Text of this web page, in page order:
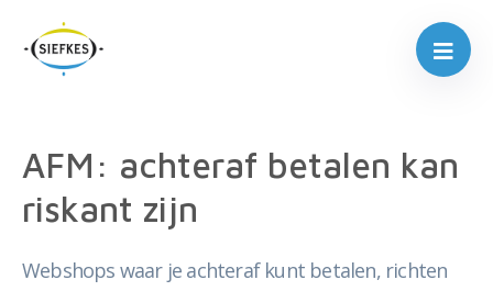
AFM: achteraf betalen kan
riskant zijn
Webshops waar je achteraf kunt betalen, richten